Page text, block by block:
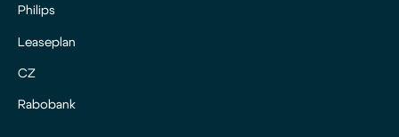
Philips
Leaseplan
CZ
Rabobank